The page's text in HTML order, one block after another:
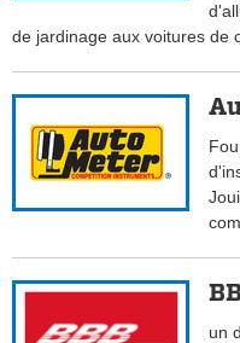
de jardinage aux voitures de
un